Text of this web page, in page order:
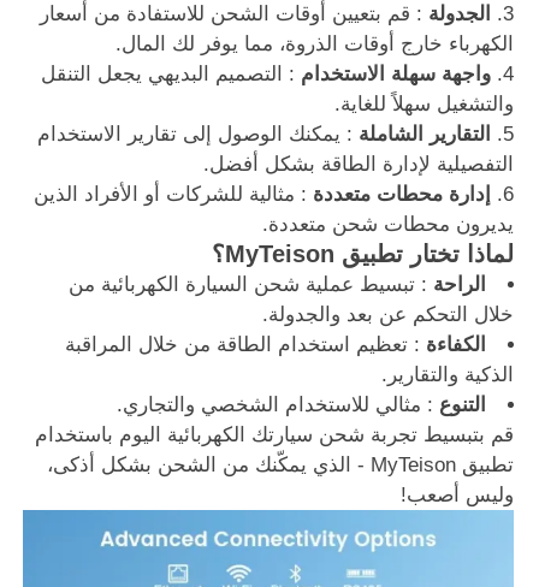
الجدولة : قم بتعيين أوقات الشحن للاستفادة من أسعار
الكهرباء خارج أوقات الذروة، مما يوفر لك المال.
واجهة سهلة الاستخدام : التصميم البديهي يجعل التنقل
والتشغيل سهلاً للغاية.
التقارير الشاملة : يمكنك الوصول إلى تقارير الاستخدام
التفصيلية لإدارة الطاقة بشكل أفضل.
إدارة محطات متعددة : مثالية للشركات أو الأفراد الذين
يديرون محطات شحن متعددة.
لماذا تختار تطبيق MyTeison؟
الراحة : تبسيط عملية شحن السيارة الكهربائية من
خلال التحكم عن بعد والجدولة.
الكفاءة : تعظيم استخدام الطاقة من خلال المراقبة
الذكية والتقارير.
التنوع : مثالي للاستخدام الشخصي والتجاري.
قم بتبسيط تجربة شحن سيارتك الكهربائية اليوم باستخدام
تطبيق MyTeison - الذي يمكّنك من الشحن بشكل أذكى،
وليس أصعب!